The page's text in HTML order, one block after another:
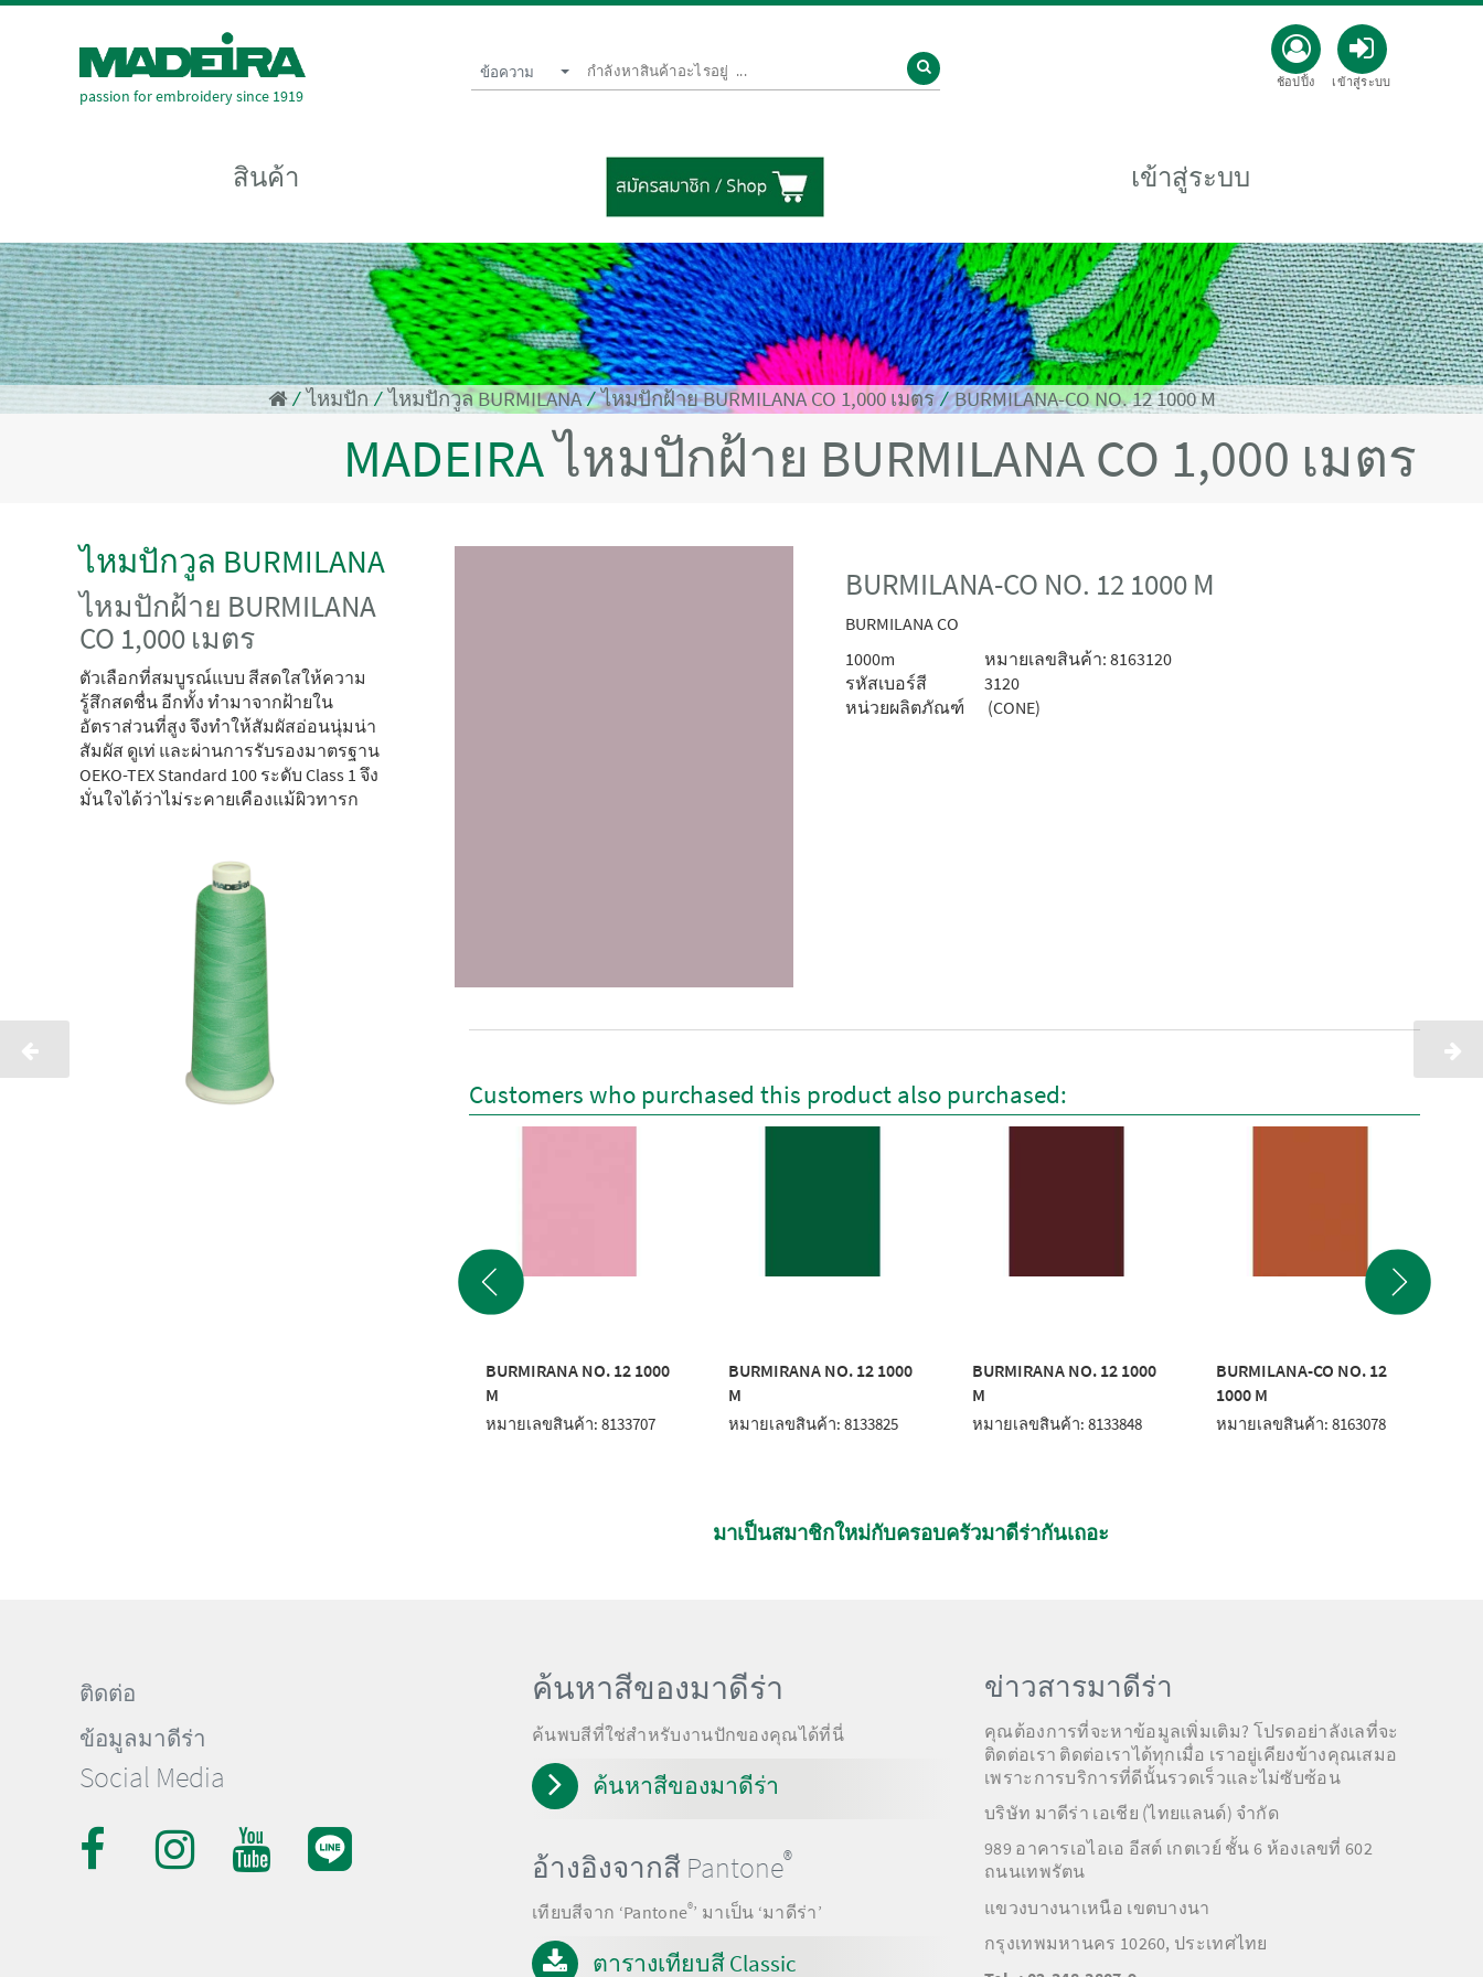
passion for embroidery since 1919
ข้อความ เข้าสู่ระบบ
ช้อปปิ้ง
สินค้า เข้าสู่ระบบ
⁄ไหมปัก⁄ไหมปักวูล BURMILANA⁄ไหมปักฝ้าย BURMILANA CO 1,000 เมตร⁄BURMILANA-CO NO. 12 1000 M
MADEIRAไหมปักฝ้าย BURMILANA CO 1,000 เมตร
ไหมปักวูล BURMILANA
ไหมปักฝ้าย BURMILANA
CO 1,000 เมตร
ตัวเลือกที่สมบูรณ์แบบ สีสดใสให้ความ
รู้สึกสดชื่น อีกทั้ง ทำมาจากฝ้ายใน
อัตราส่วนที่สูง จึงทำให้สัมผัสอ่อนนุ่มน่า
สัมผัส ดูเท่ และผ่านการรับรองมาตรฐาน
OEKO-TEX Standard 100 ระดับ Class 1 จึง
มั่นใจได้ว่าไม่ระคายเคืองแม้ผิวทารก
BURMILANA-CO NO. 12 1000 M
BURMILANA CO
1000m
หมายเลขสินค้า: 8163120
รหัสเบอร์สี
3120
หน่วยผลิตภัณฑ์
(CONE)
Customers who purchased this product also purchased:
BURMIRANA NO. 12 1000
M
หมายเลขสินค้า: 8133707
BURMIRANA NO. 12 1000
M
หมายเลขสินค้า: 8133825
BURMIRANA NO. 12 1000
M
หมายเลขสินค้า: 8133848
BURMILANA-CO NO. 12
1000 M
หมายเลขสินค้า: 8163078
มาเป็นสมาชิกใหม่กับครอบครัวมาดีร่ากันเถอะ
ติดต่อ
ข้อมูลมาดีร่า
Social Media
ค้นหาสีของมาดีร่า
ค้นพบสีที่ใช่สำหรับงานปักของคุณได้ที่นี่
ค้นหาสีของมาดีร่า
อ้างอิงจากสี Pantone®
เทียบสีจาก ‘Pantone®’ มาเป็น ‘มาดีร่า’
ตารางเทียบสี Classic
ข่าวสารมาดีร่า
คุณต้องการที่จะหาข้อมูลเพิ่มเติม? โปรดอย่าลังเลที่จะ
ติดต่อเรา ติดต่อเราได้ทุกเมื่อ เราอยู่เคียงข้างคุณเสมอ
เพราะการบริการที่ดีนั้นรวดเร็วและไม่ซับซ้อน
บริษัท มาดีร่า เอเชีย (ไทยแลนด์) จำกัด
989 อาคารเอไอเอ อีสต์ เกตเวย์ ชั้น 6 ห้องเลขที่ 602
ถนนเทพรัตน
แขวงบางนาเหนือ เขตบางนา
กรุงเทพมหานคร 10260, ประเทศไทย